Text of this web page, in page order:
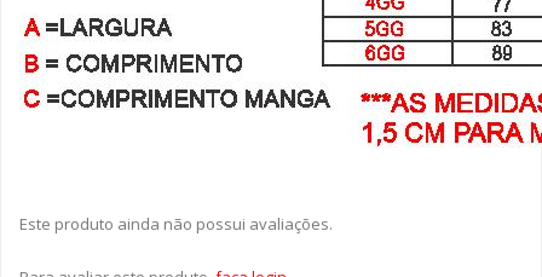
Este produto ainda não possui avaliações.